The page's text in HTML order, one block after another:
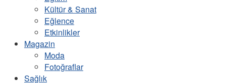
Kültür & Sanat
Eğlence
Etkinlikler
Magazin
Moda
Fotoğraflar
Sağlık